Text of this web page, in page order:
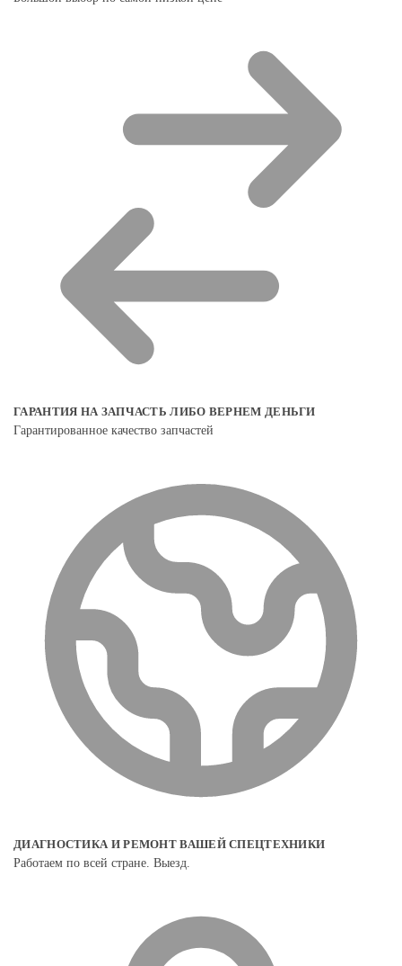
ГАРАНТИЯ НА ЗАПЧАСТЬ ЛИБО ВЕРНЕМ ДЕНЬГИ
Гарантированное качество запчастей
ДИАГНОСТИКА И РЕМОНТ ВАШЕЙ СПЕЦТЕХНИКИ
Работаем по всей стране. Выезд.